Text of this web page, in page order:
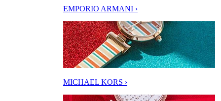
EMPORIO ARMANI ›
MICHAEL KORS ›